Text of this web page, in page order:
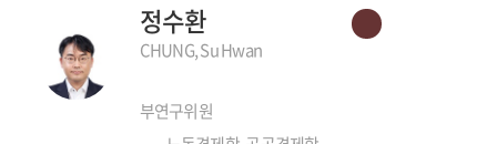
정수환
CHUNG, Su Hwan
부연구위원